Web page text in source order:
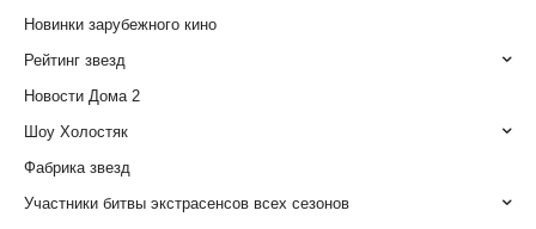
Новинки зарубежного кино
Рейтинг звезд
Новости Дома 2
Шоу Холостяк
Фабрика звезд
Участники битвы экстрасенсов всех сезонов